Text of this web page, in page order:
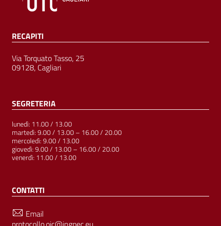
RECAPITI
Via Torquato Tasso, 25
09128, Cagliari
SEGRETERIA
lunedì: 11.00 / 13.00
martedì: 9.00 / 13.00 – 16.00 / 20.00
mercoledì: 9.00 / 13.00
giovedì: 9.00 / 13.00 – 16.00 / 20.00
venerdì: 11.00 / 13.00
CONTATTI
Email